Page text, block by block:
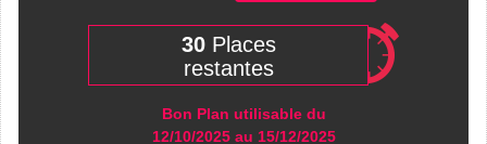
30 Places
restantes
Bon Plan utilisable du
12/10/2025 au 15/12/2025